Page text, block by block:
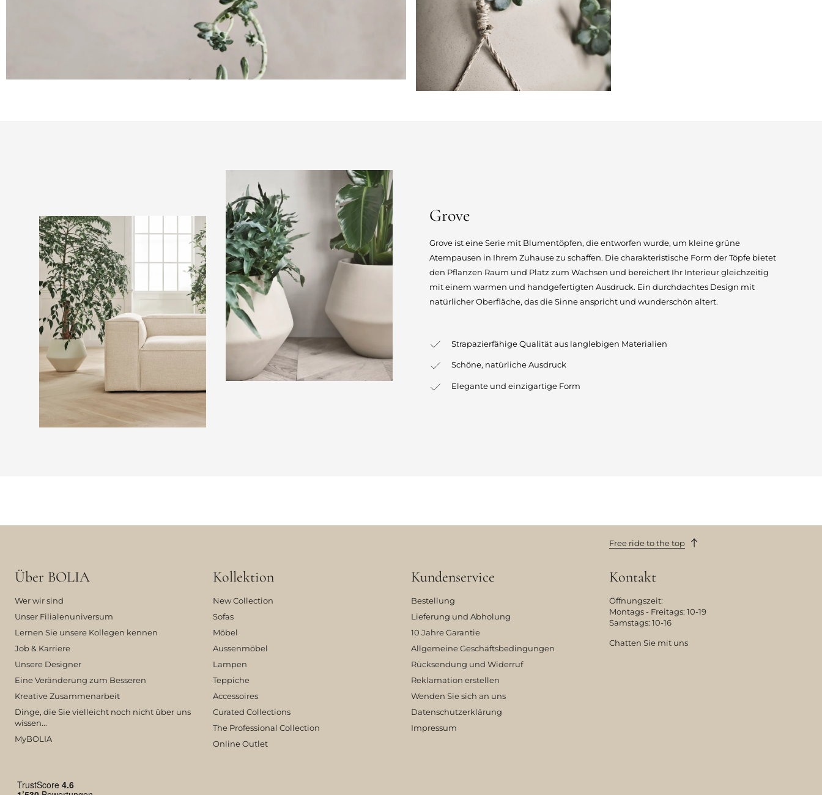
Grove
Grove ist eine Serie mit Blumentöpfen, die entworfen wurde, um kleine grüne
Atempausen in Ihrem Zuhause zu schaffen. Die charakteristische Form der Töpfe bietet
den Pflanzen Raum und Platz zum Wachsen und bereichert Ihr Interieur gleichzeitig
mit einem warmen und handgefertigten Ausdruck. Ein durchdachtes Design mit
natürlicher Oberfläche, das die Sinne anspricht und wunderschön altert.
Strapazierfähige Qualität aus langlebigen Materialien
Schöne, natürliche Ausdruck
Elegante und einzigartige Form
Free ride to the top
Über BOLIA
Wer wir sind
Unser Filialenuniversum
Lernen Sie unsere Kollegen kennen
Job & Karriere
Unsere Designer
Eine Veränderung zum Besseren
Kreative Zusammenarbeit
Dinge, die Sie vielleicht noch nicht über uns
wissen...
MyBOLIA
Kollektion
New Collection
Sofas
Möbel
Aussenmöbel
Lampen
Teppiche
Accessoires
Curated Collections
The Professional Collection
Online Outlet
Kundenservice
Bestellung
Lieferung und Abholung
10 Jahre Garantie
Allgemeine Geschäftsbedingungen
Rücksendung und Widerruf
Reklamation erstellen
Wenden Sie sich an uns
Datenschutzerklärung
Impressum
Kontakt
Öffnungszeit:
Montags - Freitags: 10-19
Samstags: 10-16
Chatten Sie mit uns